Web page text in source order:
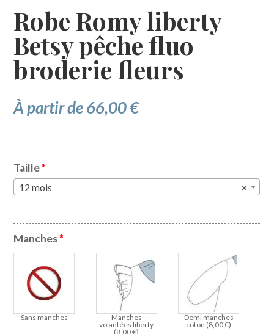
Robe Romy liberty
Betsy pêche fluo
broderie fleurs
À partir de66,00€
Taille*
×
12 mois
Manches*
Sans manches
Manches
volantées liberty
(8,00€)
Demi manches
coton (8,00€)